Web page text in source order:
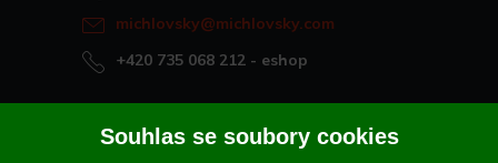
michlovsky@michlovsky.com
+420 735 068 212 - eshop
Naše vína offline
Souhlas se soubory cookies